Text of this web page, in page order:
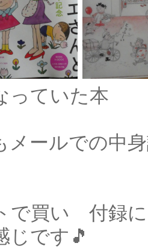
っていた本
メールでの中
で買い 付録
じです🎵